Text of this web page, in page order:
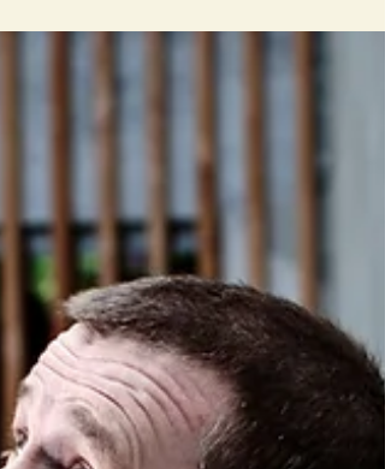
savoir-faire des maîtres...